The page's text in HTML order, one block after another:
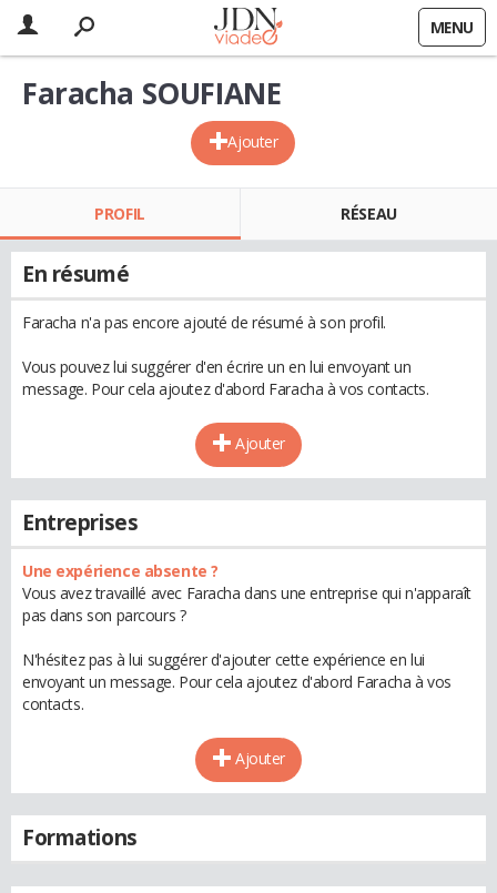
MENU
Ajouter
Faracha SOUFIANE
PROFIL RÉSEAU
En résumé
Faracha n'a pas encore ajouté de résumé à son profil.
Vous pouvez lui suggérer d'en écrire un en lui envoyant un
message. Pour cela ajoutez d'abord Faracha à vos contacts.
Ajouter
Entreprises
Une expérience absente ?
Vous avez travaillé avec Faracha dans une entreprise qui n'apparaît
pas dans son parcours ?
N'hésitez pas à lui suggérer d'ajouter cette expérience en lui
envoyant un message. Pour cela ajoutez d'abord Faracha à vos
contacts.
Ajouter
Formations